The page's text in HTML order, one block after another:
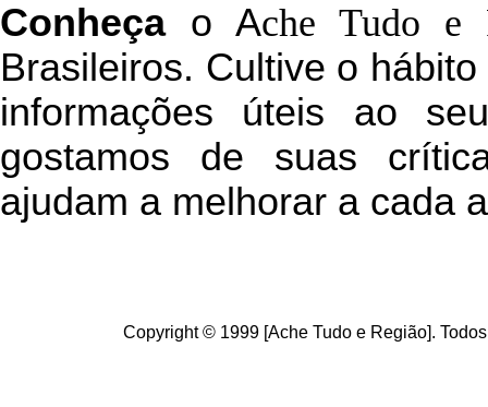
Conheçao Ache Tudo e
Brasileiros. Cultive o
informações úteis ao
gostamos de suas
ajudam a melhorar a cada
Copyright © 1999 [Ache Tudo e Região].